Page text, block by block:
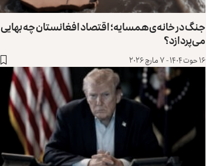
جنگ در خانه‌ی همسایه؛ اقتصاد افغانستان چه بهایی
می‌پردازد؟
۱۶ حوت ۱۴۰۴ - ۷ مارچ ۲۰۲۶